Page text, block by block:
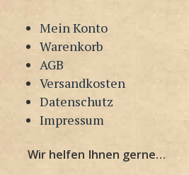
Mein Konto
Warenkorb
AGB
Versandkosten
Datenschutz
Impressum
Wir helfen Ihnen gerne…